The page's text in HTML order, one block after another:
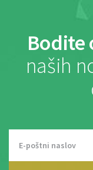
Bodite
naših